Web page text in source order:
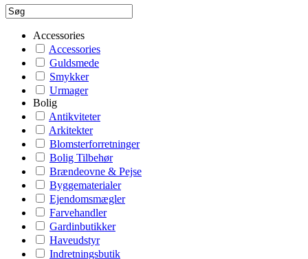
Accessories
Accessories
Guldsmede
Smykker
Urmager
Bolig
Antikviteter
Arkitekter
Blomsterforretninger
Bolig Tilbehør
Brændeovne & Pejse
Byggematerialer
Ejendomsmægler
Farvehandler
Gardinbutikker
Haveudstyr
Indretningsbutik